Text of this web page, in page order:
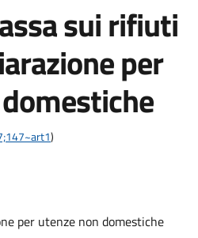
sui rifiuti
per
)
per utenze non domestiche